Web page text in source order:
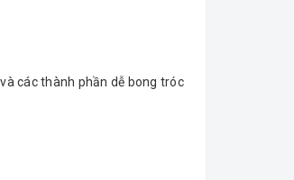
các thành phần dễ bong tróc